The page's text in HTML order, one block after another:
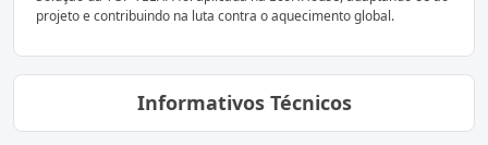
projeto e contribuindo na luta contra o aquecimento global.
Informativos Técnicos